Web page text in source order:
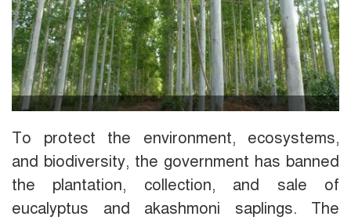
To protect the environment, ecosystems,
and biodiversity, the government has banned
the plantation, collection, and sale of
eucalyptus and akashmoni saplings. The